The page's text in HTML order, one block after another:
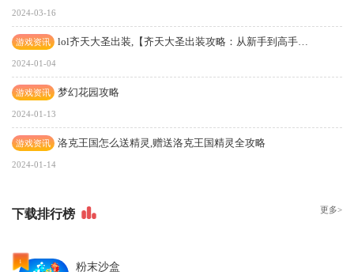
2024-03-16
游戏资讯 lol齐天大圣出装,【齐天大圣出装攻略：从新手到高手的蜕变之路】
2024-01-04
游戏资讯 梦幻花园攻略
2024-01-13
游戏资讯 洛克王国怎么送精灵,赠送洛克王国精灵全攻略
2024-01-14
下载排行榜 更多>
1 粉末沙盒